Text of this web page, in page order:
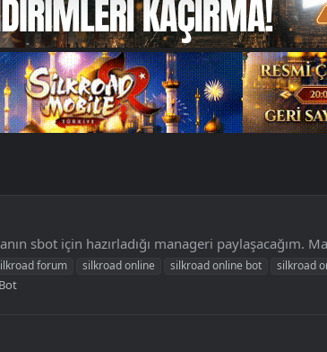
sbot için hazırladığı manageri paylaşacağım.
forum silkroad online silkroad online bot silkroad